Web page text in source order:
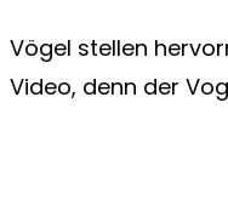
Vögel stellen
Video, denn der